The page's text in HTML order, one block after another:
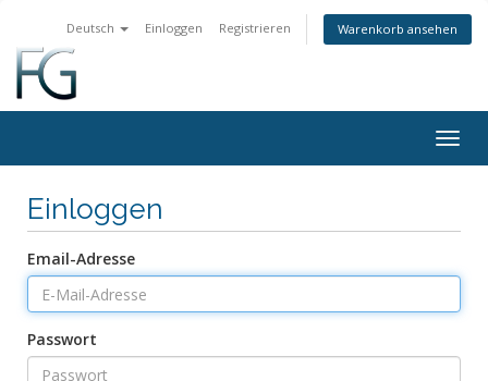
Deutsch Einloggen Registrieren Warenkorb ansehen
Einloggen
Email-Adresse
Passwort